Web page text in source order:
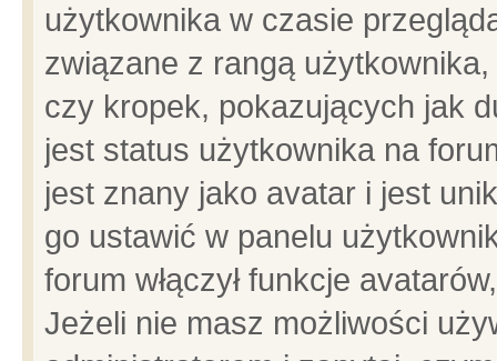
użytkownika w czasie
związane z rangą
czy kropek, pokazujących jak
jest status użytkownika na
jest znany jako avatar i jest
go ustawić w panelu
forum włączył funkcje
Jeżeli nie masz możliwości